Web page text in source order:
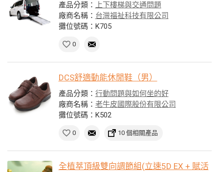
產品分類：
上下樓梯與交通問題
廠商名稱： 台灣福祉科技有限公司
攤位號碼：K705
0
DCS舒適動能休閒鞋（男）
產品分類： 行動問題與如何坐的好
廠商名稱： 老牛皮國際股份有限公司
攤位號碼：K502
0 10 個相關產品
全植萃頂級雙向調節組(立速5D EX + 賦活